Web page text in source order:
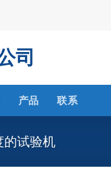
司
产品 联系
的试验机